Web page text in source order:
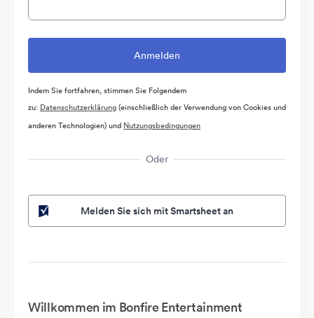
Indem Sie fortfahren, stimmen Sie Folgendem
zu: Datenschutzerklärung(einschließlich der Verwendung von Cookies und
anderen Technologien) und Nutzungsbedingungen
Oder
Melden Sie sich mit Smartsheet an
Willkommen im Bonfire Entertainment